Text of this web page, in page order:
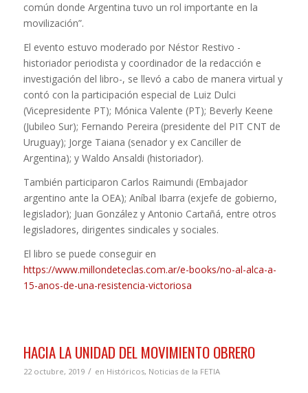
común donde Argentina tuvo un rol importante en la
movilización”.
El evento estuvo moderado por Néstor Restivo -
historiador periodista y coordinador de la redacción e
investigación del libro-, se llevó a cabo de manera virtual y
contó con la participación especial de Luiz Dulci
(Vicepresidente PT); Mónica Valente (PT); Beverly Keene
(Jubileo Sur); Fernando Pereira (presidente del PIT CNT de
Uruguay); Jorge Taiana (senador y ex Canciller de
Argentina); y Waldo Ansaldi (historiador).
También participaron Carlos Raimundi (Embajador
argentino ante la OEA); Aníbal Ibarra (exjefe de gobierno,
legislador); Juan González y Antonio Cartañá, entre otros
legisladores, dirigentes sindicales y sociales.
El libro se puede conseguir en
https://www.millondeteclas.com.ar/e-books/no-al-alca-a-
15-anos-de-una-resistencia-victoriosa
HACIA LA UNIDAD DEL MOVIMIENTO OBRERO
22 octubre, 2019 / en Históricos, Noticias de la FETIA